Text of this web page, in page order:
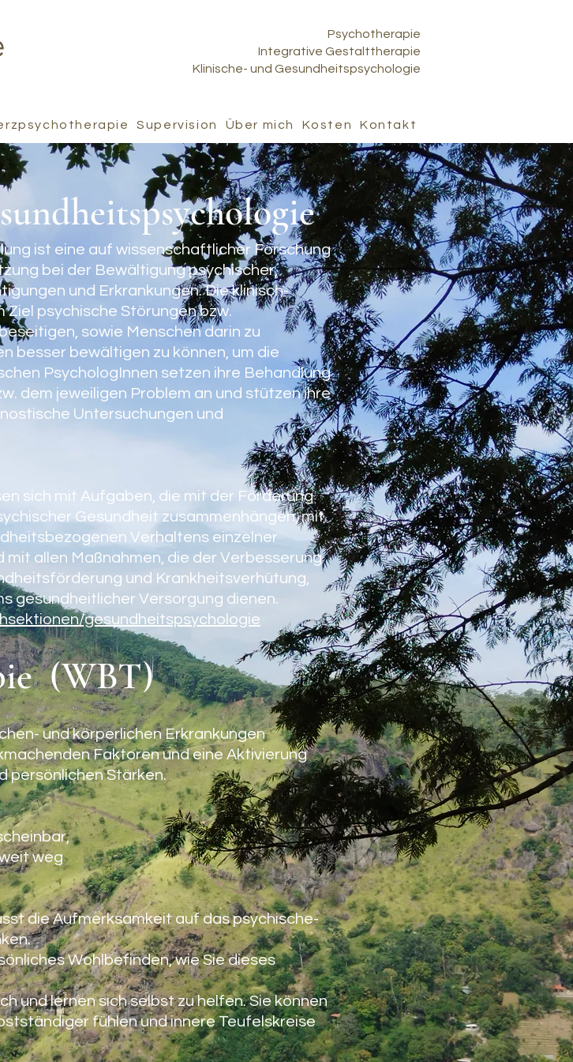
Psychotherapie
Integrative Gestalttherapie
Klinische- und Gesundheitspsychologie
Supervision Über mich Kosten Kontakt
ist eine auf wissenschaftlicher Forschung
bei der Bewältigung psychischer,
und Erkrankungen. Die klinisch-
psychische Störungen bzw.
sowie Menschen darin zu
besser bewältigen zu können, um die
PsychologInnen setzen ihre Behandlung
dem jeweiligen Problem an und stützen ihre
Untersuchungen und
sich mit Aufgaben, die mit der Förderung
Gesundheit zusammenhängen, mit
Verhaltens einzelner
mit allen Maßnahmen, die der Verbesserung
und Krankheitsverhütung,
gesundheitlicher Versorgung dienen.
gesundheitspsychologie
(WBT)
und körperlichen Erkrankungen
Faktoren und eine Aktivierung
persönlichen Stärken.
weg
die Aufmerksamkeit auf das psychische-
Wohlbefinden, wie Sie dieses
und lernen sich selbst zu helfen. Sie können
fühlen und innere Teufelskreise